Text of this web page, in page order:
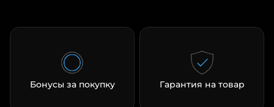
Бонусы за покупку Гарантия на товар